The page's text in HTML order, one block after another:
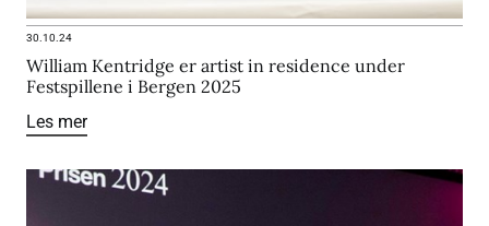
30.10.24
William Kentridge er artist in residence under
Festspillene i Bergen 2025
Les mer